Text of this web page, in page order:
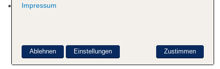
Landeskategorie: 4 Sterne
Essen & Trinken
Impressum
Zustimmen
Ablehnen Einstellungen